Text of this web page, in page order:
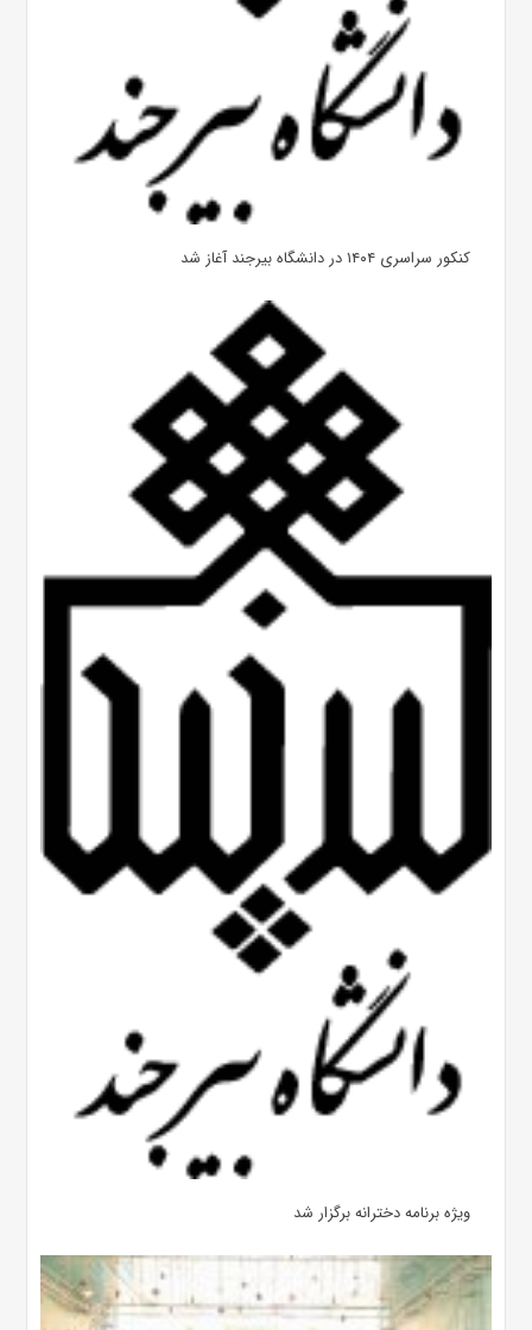
کنکور سراسری ۱۴۰۴ در دانشگاه بیرجند آغاز شد
ویژه برنامه دخترانه برگزار شد